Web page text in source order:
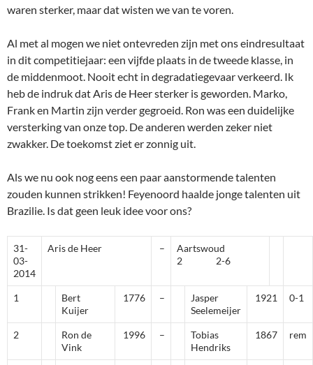
waren sterker, maar dat wisten we van te voren.
Al met al mogen we niet ontevreden zijn met ons eindresultaat
in dit competitiejaar: een vijfde plaats in de tweede klasse, in
de middenmoot. Nooit echt in degradatiegevaar verkeerd. Ik
heb de indruk dat Aris de Heer sterker is geworden. Marko,
Frank en Martin zijn verder gegroeid. Ron was een duidelijke
versterking van onze top. De anderen werden zeker niet
zwakker. De toekomst ziet er zonnig uit.
Als we nu ook nog eens een paar aanstormende talenten
zouden kunnen strikken! Feyenoord haalde jonge talenten uit
Brazilie. Is dat geen leuk idee voor ons?
31-
03-
2014
Aris de Heer –
Aartswoud
2 2-6
1
Bert
Kuijer
1776 –
Jasper
Seelemeijer
1921 0-1
2
Ron de
Vink
1996 –
Tobias
Hendriks
1867 rem